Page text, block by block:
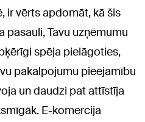
ir vērts apdomāt, kā šis
pasauli, Tavu uzņēmumu
spēja pielāgoties,
pakalpojumu pieejamību
un daudzi pat attīstīja
E-komercija